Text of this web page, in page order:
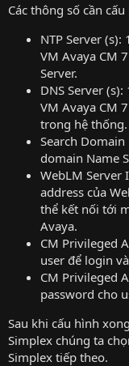
Các thông số cần
NTP Server
VM Avaya CM
Server.
DNS Server
VM Avaya CM
trong hệ thống.
Search
domain Name
WebLM Server
address của
thể kết nối tới
Avaya.
CM Privileged
user để login
CM Privileged
password cho
Sau khi cấu hình
Simplex chúng ta
Simplex tiếp theo.